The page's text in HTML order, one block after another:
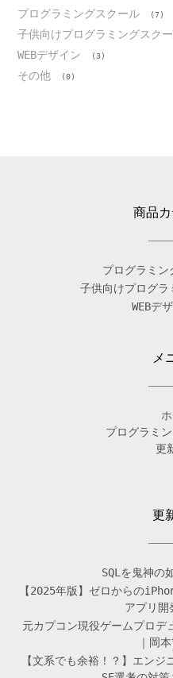
プログラミングスクール (7)
子供向けプログラミングスク
WEBデザイン (3)
その他 (0)
商品
プログラミン
子供向けプログラ
WEBデ
メ
プログラミ
更
更
SQLを鬼神の
【2025年版】ゼロからの
アプリ開
元カプコン現役ゲームプロデ
｜岡
【文系でも余裕！？】エン